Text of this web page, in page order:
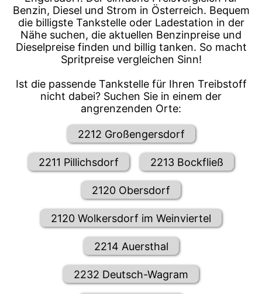
Benzin, Diesel und Strom in Österreich. Bequem
die billigste Tankstelle oder Ladestation in der
Nähe suchen, die aktuellen Benzinpreise und
Dieselpreise finden und billig tanken. So macht
Spritpreise vergleichen Sinn!
Ist die passende Tankstelle für Ihren Treibstoff
nicht dabei? Suchen Sie in einem der
angrenzenden Orte:
2212 Großengersdorf
2211 Pillichsdorf 2213 Bockfließ
2120 Obersdorf
2120 Wolkersdorf im Weinviertel
2214 Auersthal
2232 Deutsch-Wagram